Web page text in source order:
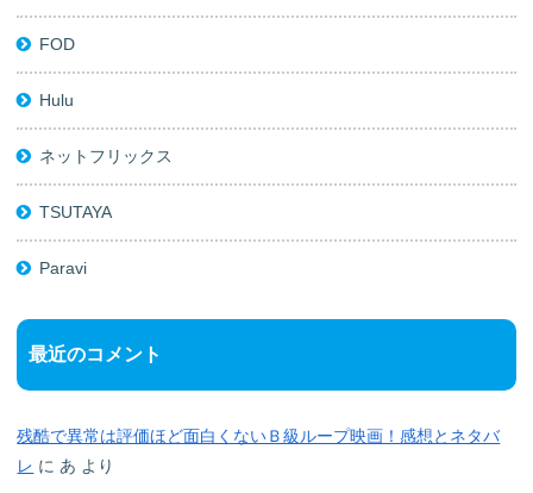
FOD
Hulu
ネットフリックス
TSUTAYA
Paravi
最近のコメント
残酷で異常は評価ほど面白くないＢ級ループ映画！感想とネタバ
レ に あ より